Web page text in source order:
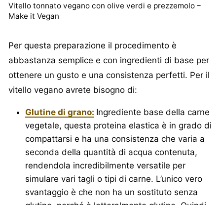
Vitello tonnato vegano con olive verdi e prezzemolo –
Make it Vegan
Per questa preparazione il procedimento è
abbastanza semplice e con ingredienti di base per
ottenere un gusto e una consistenza perfetti. Per il
vitello vegano avrete bisogno di:
Glutine di grano: Ingrediente base della carne
vegetale, questa proteina elastica è in grado di
compattarsi e ha una consistenza che varia a
seconda della quantità di acqua contenuta,
rendendola incredibilmente versatile per
simulare vari tagli o tipi di carne. L’unico vero
svantaggio è che non ha un sostituto senza